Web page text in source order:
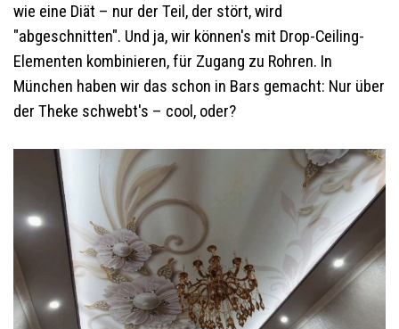
wie eine Diät – nur der Teil, der stört, wird
"abgeschnitten". Und ja, wir können's mit Drop-Ceiling-
Elementen kombinieren, für Zugang zu Rohren. In
München haben wir das schon in Bars gemacht: Nur über
der Theke schwebt's – cool, oder?